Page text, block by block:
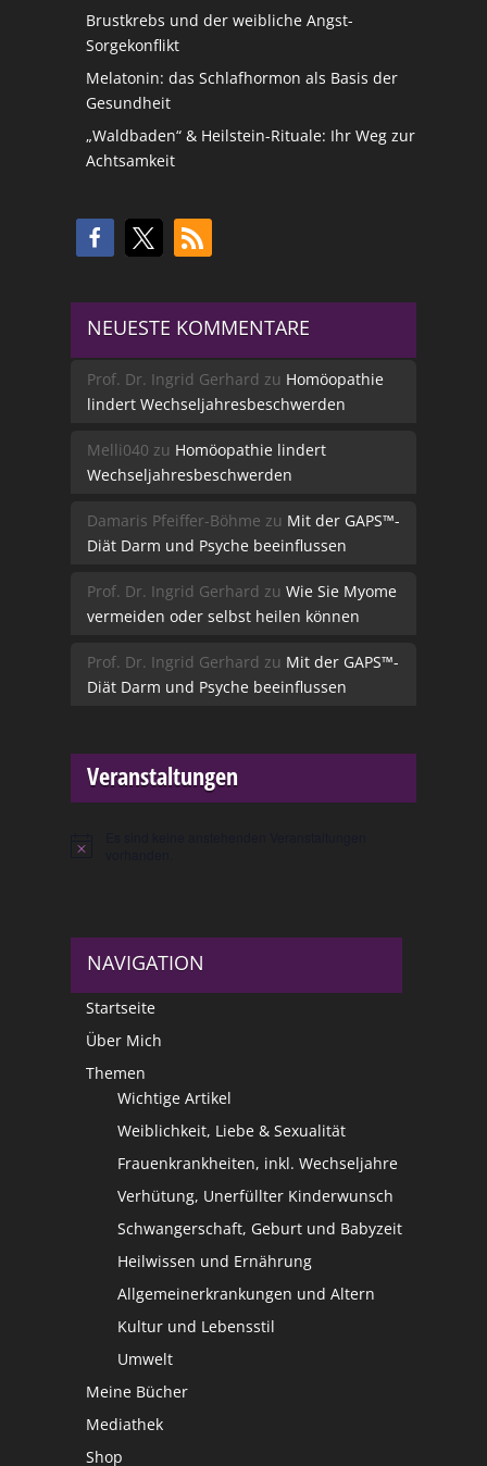
Brustkrebs und der weibliche Angst-
Sorgekonflikt
Melatonin: das Schlafhormon als Basis der
Gesundheit
„Waldbaden“ & Heilstein-Rituale: Ihr Weg zur
Achtsamkeit
NEUESTE KOMMENTARE
Prof. Dr. Ingrid Gerhard zu Homöopathie
lindert Wechseljahresbeschwerden
Melli040 zu Homöopathie lindert
Wechseljahresbeschwerden
Damaris Pfeiffer-Böhme zu Mit der GAPS™-
Diät Darm und Psyche beeinflussen
Prof. Dr. Ingrid Gerhard zu Wie Sie Myome
vermeiden oder selbst heilen können
Prof. Dr. Ingrid Gerhard zu Mit der GAPS™-
Diät Darm und Psyche beeinflussen
Veranstaltungen
Hinweis
NAVIGATION
Startseite
Über Mich
Themen
Wichtige Artikel
Weiblichkeit, Liebe & Sexualität
Frauenkrankheiten, inkl. Wechseljahre
Verhütung, Unerfüllter Kinderwunsch
Schwangerschaft, Geburt und Babyzeit
Heilwissen und Ernährung
Allgemeinerkrankungen und Altern
Kultur und Lebensstil
Umwelt
Meine Bücher
Mediathek
Shop